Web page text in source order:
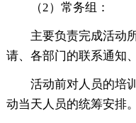
（2）常务组：
主要负责完成活动所
请、各部门的联系通知
活动前对人员的培训
动当天人员的统筹安排